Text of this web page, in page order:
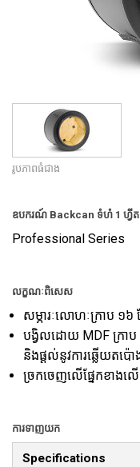
រូបភាពធំជាង
ឧបករណ៍ Backcan ទំហំ 1 ហ្វីត
Professional Series
លក្ខណៈពិសេស
សម្ភារៈលោហៈក្រាប ១៦
បង្វិលដោយ MDF ក្រា
និងផ្តល់នូវការឆ្លើយតប៉
ច្រកចេញលើផ្នែកខាងល
ការទាញយក
Specifications